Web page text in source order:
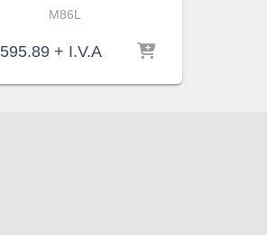
M86L
595.89 + I.V.A